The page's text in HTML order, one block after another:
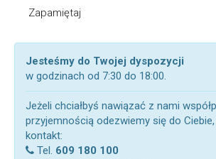
Zapamiętaj
Jesteśmy do Twojej dyspozycji
w godzinach od 7:30 do 18:00.
Jeżeli chciałbyś nawiązać z nami
przyjemnością odezwiemy się do
kontakt:
Tel. 609 180 100